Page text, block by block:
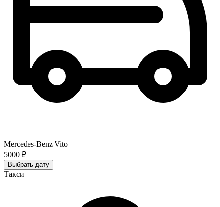
Mercedes-Benz Vito
5000 ₽
Выбрать дату
Такси